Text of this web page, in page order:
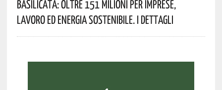
Basilicata: Oltre 151 Milioni Per Imprese,
Lavoro Ed Energia Sostenibile. I Dettagli